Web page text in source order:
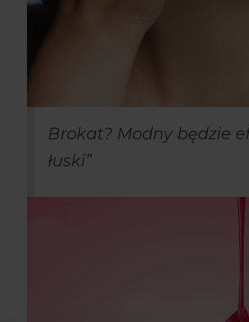
Brokat? Modny będzie
łuski”